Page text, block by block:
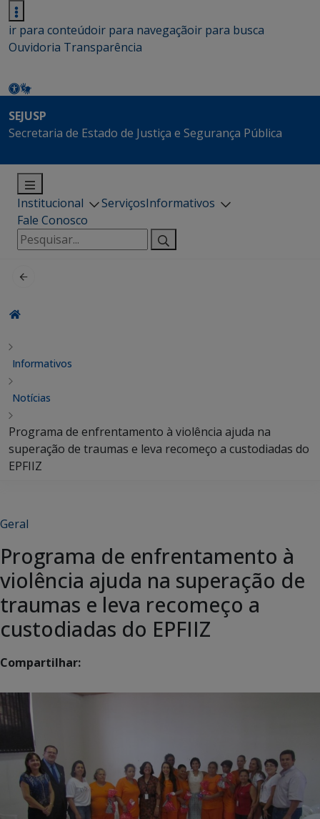
ir para conteúdoir para navegaçãoir para busca
Ouvidoria Transparência
SEJUSP
Secretaria de Estado de Justiça e Segurança Pública
Institucional ServiçosInformativos
Fale Conosco
Pesquisar
por:
Informativos
Notícias
Programa de enfrentamento à violência ajuda na
superação de traumas e leva recomeço a custodiadas do
EPFIIZ
Geral
Programa de enfrentamento à
violência ajuda na superação de
traumas e leva recomeço a
custodiadas do EPFIIZ
Compartilhar: